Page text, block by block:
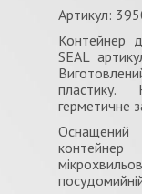
Артикул:
Контейнер
SEAL
пластику.
герметичне